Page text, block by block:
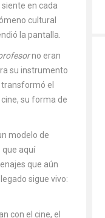
en cada
cultural
la pantalla.
no eran
su instrumento
el
su forma de
modelo de
que aquí
que aún
sigue vivo:
con el cine, el